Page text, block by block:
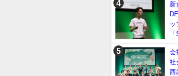
新
ッ
会
社
西